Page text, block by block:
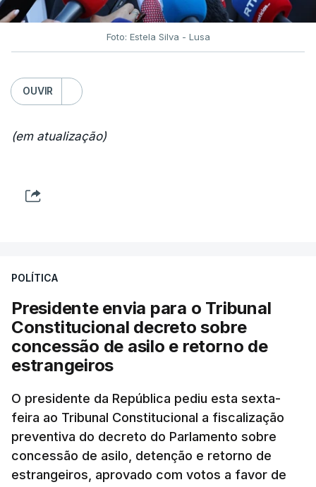
Foto: Estela Silva - Lusa
OUVIR
(em atualização)
POLÍTICA
Presidente envia para o Tribunal
Constitucional decreto sobre
concessão de asilo e retorno de
estrangeiros
O presidente da República pediu esta sexta-
feira ao Tribunal Constitucional a fiscalização
preventiva do decreto do Parlamento sobre
concessão de asilo, detenção e retorno de
estrangeiros, aprovado com votos a favor de